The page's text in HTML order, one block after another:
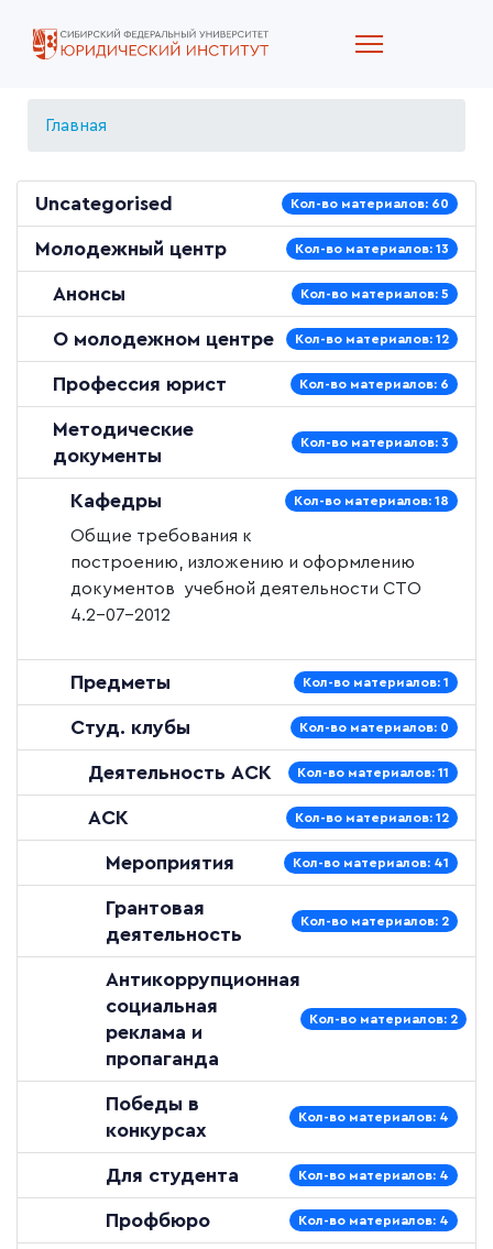
Главная
Uncategorised Кол-во материалов: 60
Молодежный центр Кол-во материалов: 13
Анонсы Кол-во материалов: 5
О молодежном центре Кол-во материалов: 12
Профессия юрист Кол-во материалов: 6
Методические
документы
Кол-во материалов: 3
Кафедры Кол-во материалов: 18
Общие требования к
построению, изложению и оформлению
документов учебной деятельности СТО
4.2–07–2012
Предметы Кол-во материалов: 1
Студ. клубы Кол-во материалов: 0
Деятельность АСК Кол-во материалов: 11
АСК Кол-во материалов: 12
Мероприятия Кол-во материалов: 41
Грантовая
деятельность
Кол-во материалов: 2
Антикоррупционная
социальная
реклама и
пропаганда
Кол-во материалов: 2
Победы в
конкурсах
Кол-во материалов: 4
Для студента Кол-во материалов: 4
Профбюро Кол-во материалов: 4